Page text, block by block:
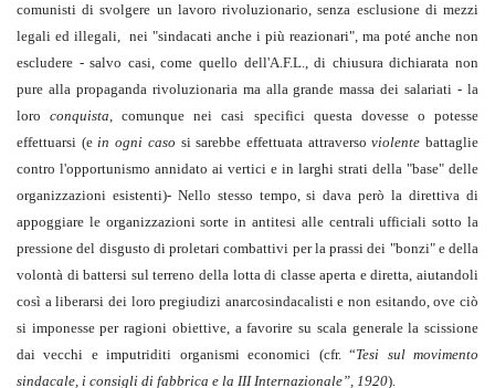
comunisti di svolgere un lavoro rivoluzionario, senza esclusione di mezzi
legali ed illegali, nei "sindacati anche i più reazionari", ma poté anche non
escludere - salvo casi, come quello dell'A.F.L., di chiusura dichiarata non
pure alla propaganda rivoluzionaria ma alla grande massa dei salariati - la
loroconquista, comunque nei casi specifici questa dovesse o potesse
effettuarsi (ein ogni caso si sarebbe effettuata attraverso violente battaglie
contro l'opportunismo annidato ai vertici e in larghi strati della "base" delle
organizzazioni esistenti)- Nello stesso tempo, si dava però la direttiva di
appoggiare le organizzazioni sorte in antitesi alle centrali ufficiali sotto la
pressione del disgusto di proletari combattivi per la prassi dei "bonzi" e della
volontà di battersi sul terreno della lotta di classe aperta e diretta, aiutandoli
così a liberarsi dei loro pregiudizi anarcosindacalisti e non esitando, ove ciò
si imponesse per ragioni obiettive, a favorire su scala generale la scissione
dai vecchi e imputriditi organismi economici (cfr. “Tesi sul movimento
sindacale, i consigli di fabbrica e la III Internazionale”, 1920).